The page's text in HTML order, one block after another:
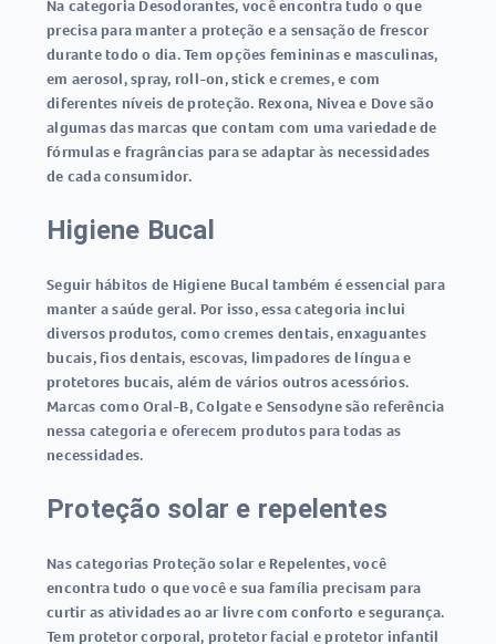
Na categoria Desodorantes, você encontra tudo o que
precisa para manter a proteção e a sensação de frescor
durante todo o dia. Tem opções femininas e masculinas,
em aerosol, spray, roll-on, stick e cremes, e com
diferentes níveis de proteção. Rexona, Nivea e Dove são
algumas das marcas que contam com uma variedade de
fórmulas e fragrâncias para se adaptar às necessidades
de cada consumidor.
Higiene Bucal
Seguir hábitos de Higiene Bucal também é essencial para
manter a saúde geral. Por isso, essa categoria inclui
diversos produtos, como cremes dentais, enxaguantes
bucais, fios dentais, escovas, limpadores de língua e
protetores bucais, além de vários outros acessórios.
Marcas como Oral-B, Colgate e Sensodyne são referência
nessa categoria e oferecem produtos para todas as
necessidades.
Proteção solar e repelentes
Nas categorias Proteção solar e Repelentes, você
encontra tudo o que você e sua família precisam para
curtir as atividades ao ar livre com conforto e segurança.
Tem protetor corporal, protetor facial e protetor infantil